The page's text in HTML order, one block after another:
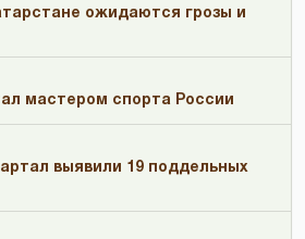
ожидаются грозы и
мастером спорта России
выявили 19 поддельных